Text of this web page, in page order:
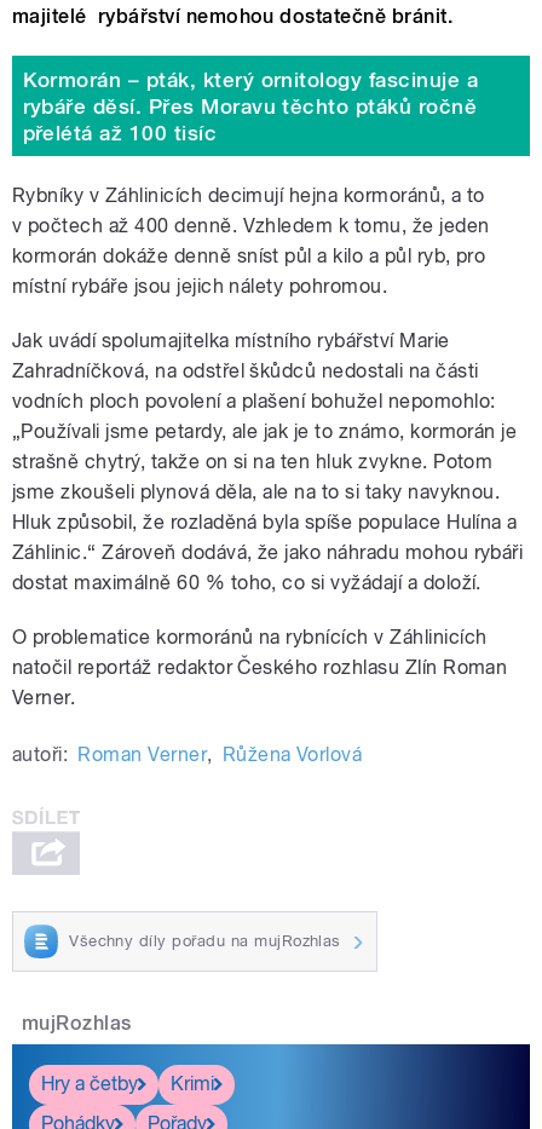
majitelé rybářství nemohou dostatečně bránit.
Kormorán – pták, který ornitology fascinuje a
rybáře děsí. Přes Moravu těchto ptáků ročně
přelétá až 100 tisíc
Rybníky v Záhlinicích decimují hejna kormoránů, a to
v počtech až 400 denně. Vzhledem k tomu, že jeden
kormorán dokáže denně sníst půl a kilo a půl ryb, pro
místní rybáře jsou jejich nálety pohromou.
Jak uvádí spolumajitelka místního rybářství Marie
Zahradníčková, na odstřel škůdců nedostali na části
vodních ploch povolení a plašení bohužel nepomohlo:
„Používali jsme petardy, ale jak je to známo, kormorán je
strašně chytrý, takže on si na ten hluk zvykne. Potom
jsme zkoušeli plynová děla, ale na to si taky navyknou.
Hluk způsobil, že rozladěná byla spíše populace Hulína a
Záhlinic.“ Zároveň dodává, že jako náhradu mohou rybáři
dostat maximálně 60 % toho, co si vyžádají a doloží.
O problematice kormoránů na rybnících v Záhlinicích
natočil reportáž redaktor Českého rozhlasu Zlín Roman
Verner.
autoři: Roman Verner, Růžena Vorlová
Všechny díly pořadu na mujRozhlas
mujRozhlas
Hry a četby
Krimi
Pohádky
Pořady